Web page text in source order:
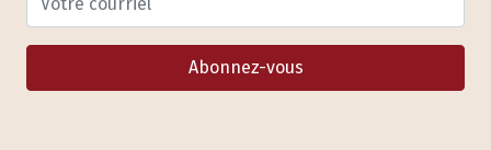
Abonnez-vous